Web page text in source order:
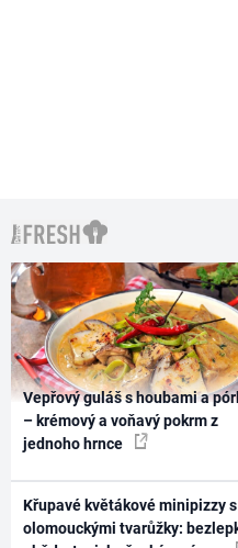
Vepřový guláš s houbami a
– krémový a voňavý pokrm z
jednoho hrnce
Křupavé květákové minipizzy s
olomouckými tvarůžky: